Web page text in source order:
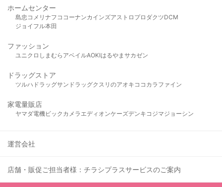
ホームセンター
島忠 コメリ ナフコ コーナンカインズアストロプロダクツDCM
ジョイフル本田
ファッション
ユニクロ しまむら アベイルAOKIはるやま サカゼン
ドラッグストア
ツルハドラッグサンドラッグクスリのアオキ ココカラファイン
家電量販店
ヤマダ電機ビックカメラ エディオンケーズデンキ コジマジョーシン
運営会社
店舗・販促ご担当者様：チラシプラスサービスのご案内